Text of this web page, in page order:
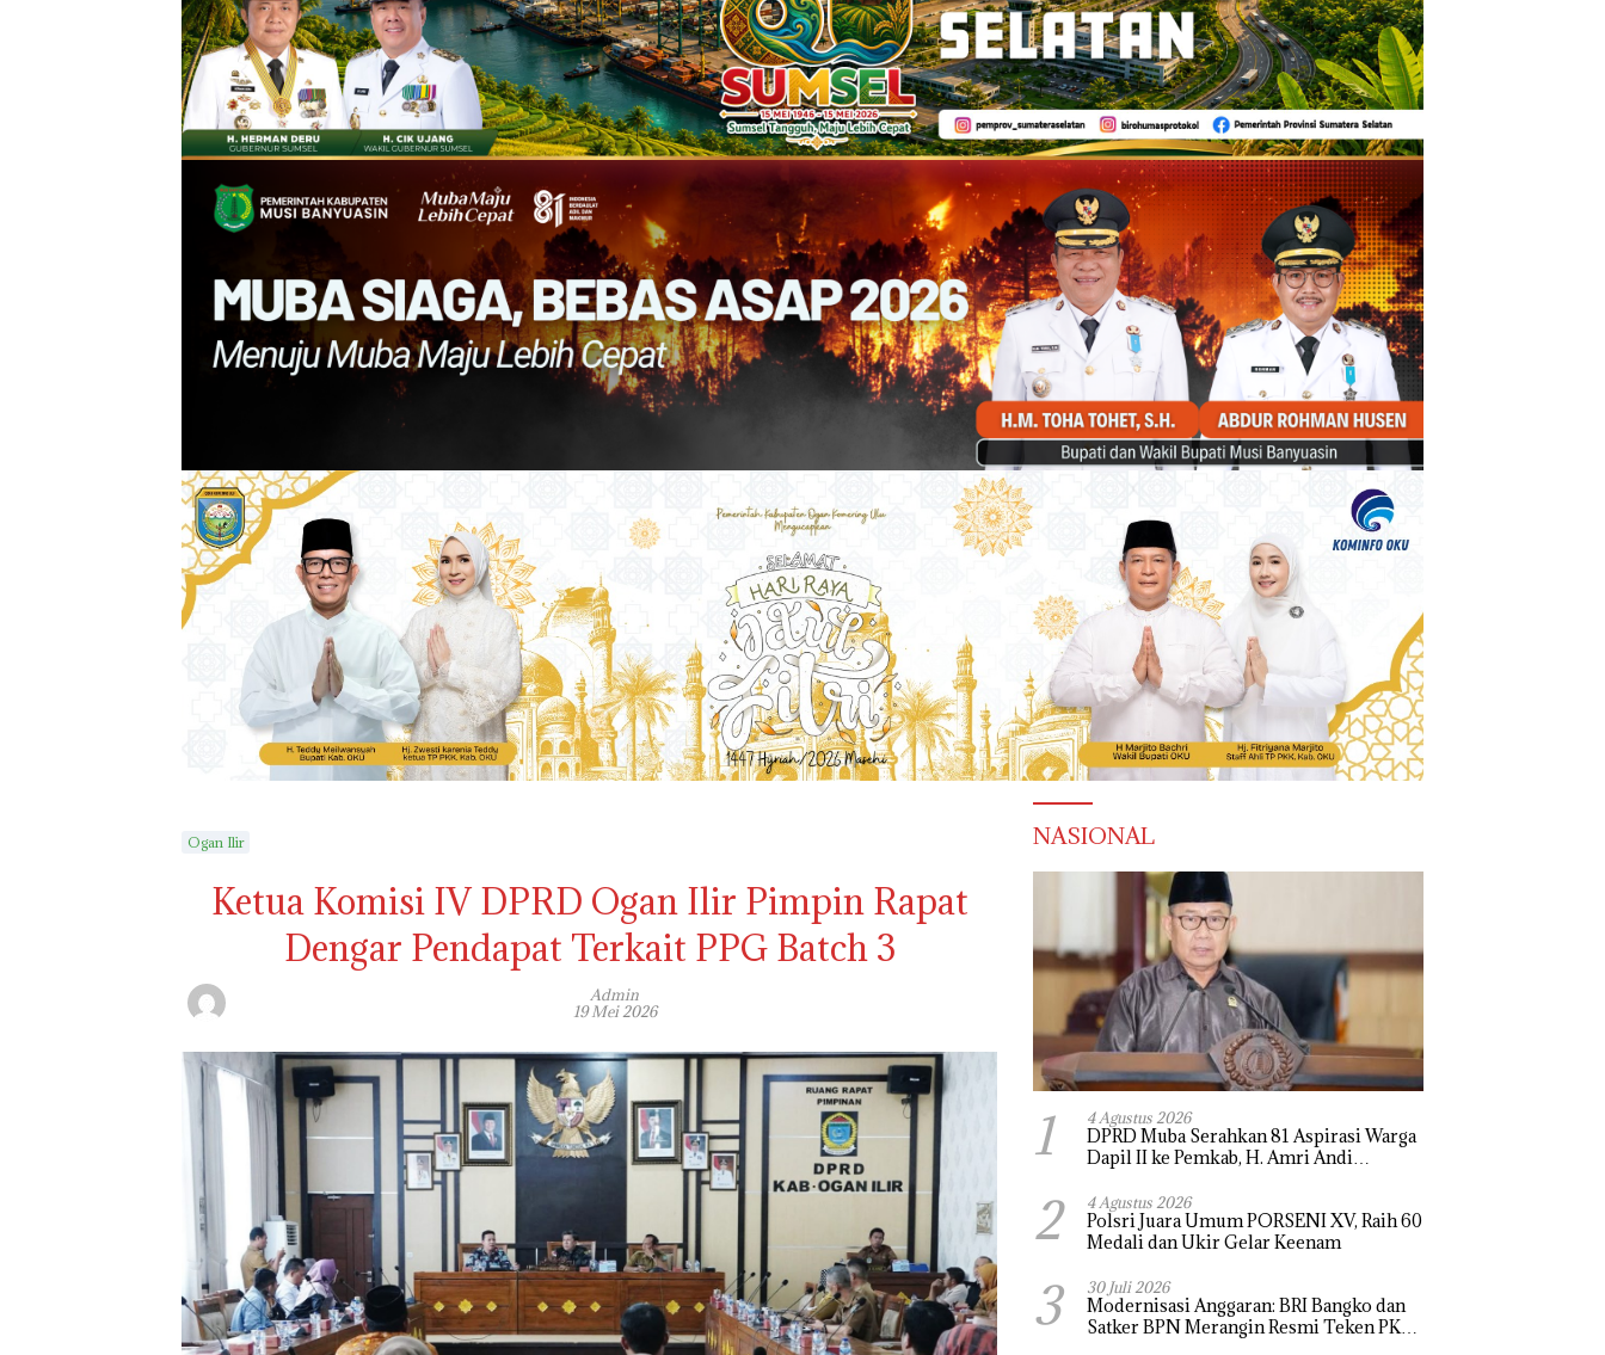
Ogan Ilir
Ketua Komisi IV DPRD Ogan Ilir Pimpin Rapat
Dengar Pendapat Terkait PPG Batch 3
Admin
19 Mei 2026
NASIONAL
1 4 Agustus 2026
DPRD Muba Serahkan 81 Aspirasi Warga
Dapil II ke Pemkab, H. Amri Andi
2 4 Agustus 2026
Polsri Juara Umum PORSENI XV, Raih 60
Medali dan Ukir Gelar Keenam
3 30 Juli 2026
Modernisasi Anggaran: BRI Bangko dan
Satker BPN Merangin Resmi Teken PKS